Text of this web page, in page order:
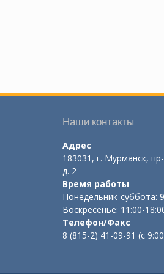
Наши контакты
Адрес
183031, г. Мурманск,
д. 2
Время работы
Понедельник-суббота:
Воскресенье: 11:00-
Телефон/Факс
8 (815-2) 41-09-91 (с